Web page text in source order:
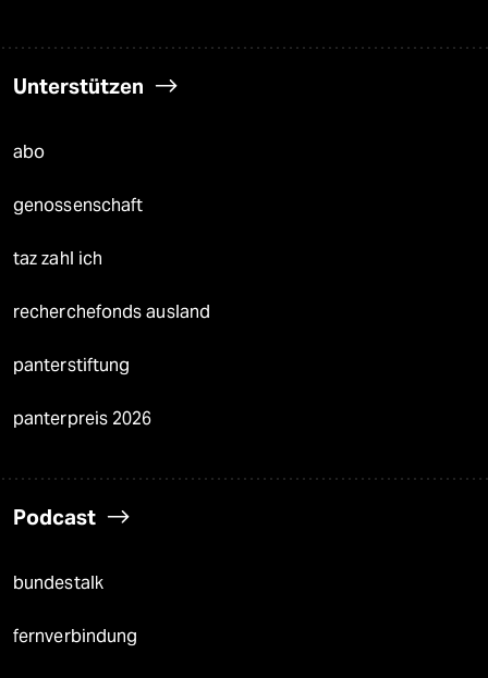
Unterstützen
abo
genossenschaft
taz zahl ich
recherchefonds ausland
panterstiftung
panterpreis 2026
Podcast
bundestalk
fernverbindung